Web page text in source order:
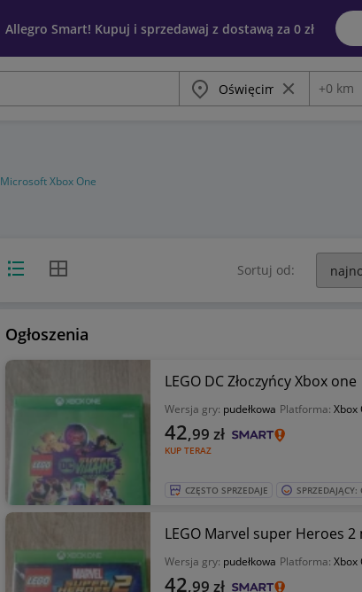
Allegro Smart! Kupuj i sprzedawaj z dostawą za 0 zł
Miasto Wyczyść frazę
+0 km
Microsoft Xbox One
Widok listyWidok siatki Sortuj od:
Ogłoszenia
LEGO DC Złoczyńcy Xbox one
Wersja gry: pudełkowa Platforma: Xbox
KUP TERAZ
42,99 zł
CZĘSTO SPRZEDAJE
LEGO Marvel super Heroes
Wersja gry: pudełkowa Platforma: Xbox
42,99 zł